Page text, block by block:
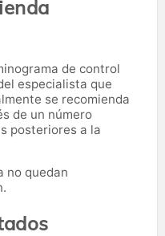
de control
especialista que
se recomienda
de un número
posteriores a la
no quedan